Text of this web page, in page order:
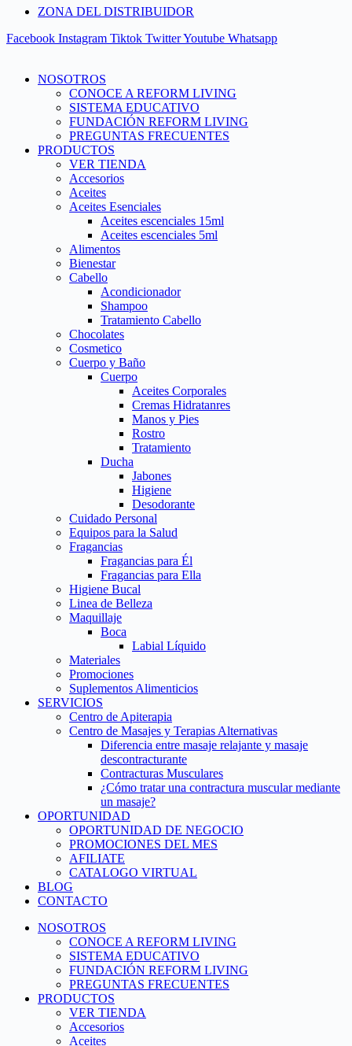
ZONA DEL DISTRIBUIDOR
Facebook Instagram Tiktok TwitterYoutube Whatsapp
NOSOTROS
CONOCE A REFORM LIVING
SISTEMA EDUCATIVO
FUNDACIÓN REFORM LIVING
PREGUNTAS FRECUENTES
PRODUCTOS
VER TIENDA
Accesorios
Aceites
Aceites Esenciales
Aceites escenciales 15ml
Aceites escenciales 5ml
Alimentos
Bienestar
Cabello
Acondicionador
Shampoo
Tratamiento Cabello
Chocolates
Cosmetico
Cuerpo y Baño
Cuerpo
Aceites Corporales
Cremas Hidratanres
Manos y Pies
Rostro
Tratamiento
Ducha
Jabones
Higiene
Desodorante
Cuidado Personal
Equipos para la Salud
Fragancias
Fragancias para Él
Fragancias para Ella
Higiene Bucal
Linea de Belleza
Maquillaje
Boca
Labial Líquido
Materiales
Promociones
Suplementos Alimenticios
SERVICIOS
Centro de Apiterapia
Centro de Masajes y Terapias Alternativas
Diferencia entre masaje relajante y masaje
descontracturante
Contracturas Musculares
¿Cómo tratar una contractura muscular mediante
un masaje?
OPORTUNIDAD
OPORTUNIDAD DE NEGOCIO
PROMOCIONES DEL MES
AFILIATE
CATALOGO VIRTUAL
BLOG
CONTACTO
NOSOTROS
CONOCE A REFORM LIVING
SISTEMA EDUCATIVO
FUNDACIÓN REFORM LIVING
PREGUNTAS FRECUENTES
PRODUCTOS
VER TIENDA
Accesorios
Aceites